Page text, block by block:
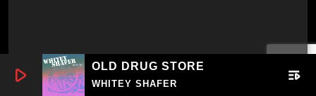
play_arrow OLD DRUG STORE
WHITEY SHAFER playlist_play